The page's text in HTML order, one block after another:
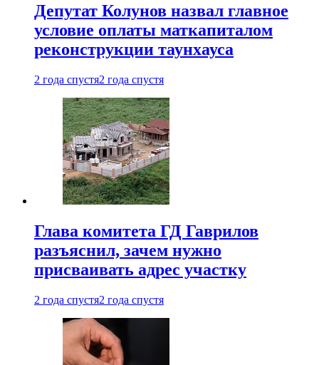
Депутат Колунов назвал главное
условие оплаты маткапиталом
реконструкции таунхауса
2 года спустя2 года спустя
Глава комитета ГД Гаврилов
разъяснил, зачем нужно
присваивать адрес участку
2 года спустя2 года спустя